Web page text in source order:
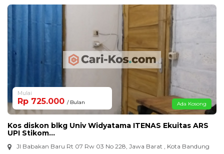
Mulai
Rp 725.000 / Bulan Ada Kosong
Kos diskon blkg Univ Widyatama ITENAS Ekuitas ARS
UPI Stikom...
Jl Babakan Baru Rt 07 Rw 03 No 228, Jawa Barat , Kota Bandung